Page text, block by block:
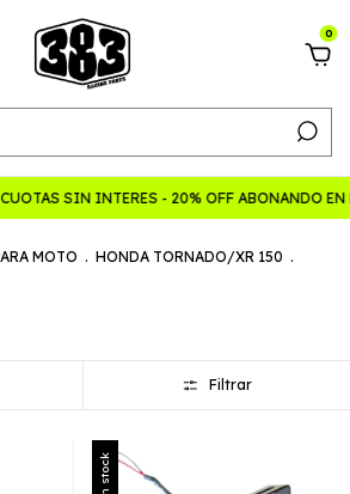
0
SIN INTERES - 20% OFF ABONANDO EN
MOTO . HONDA TORNADO/XR 150 .
Filtrar
Sin stock